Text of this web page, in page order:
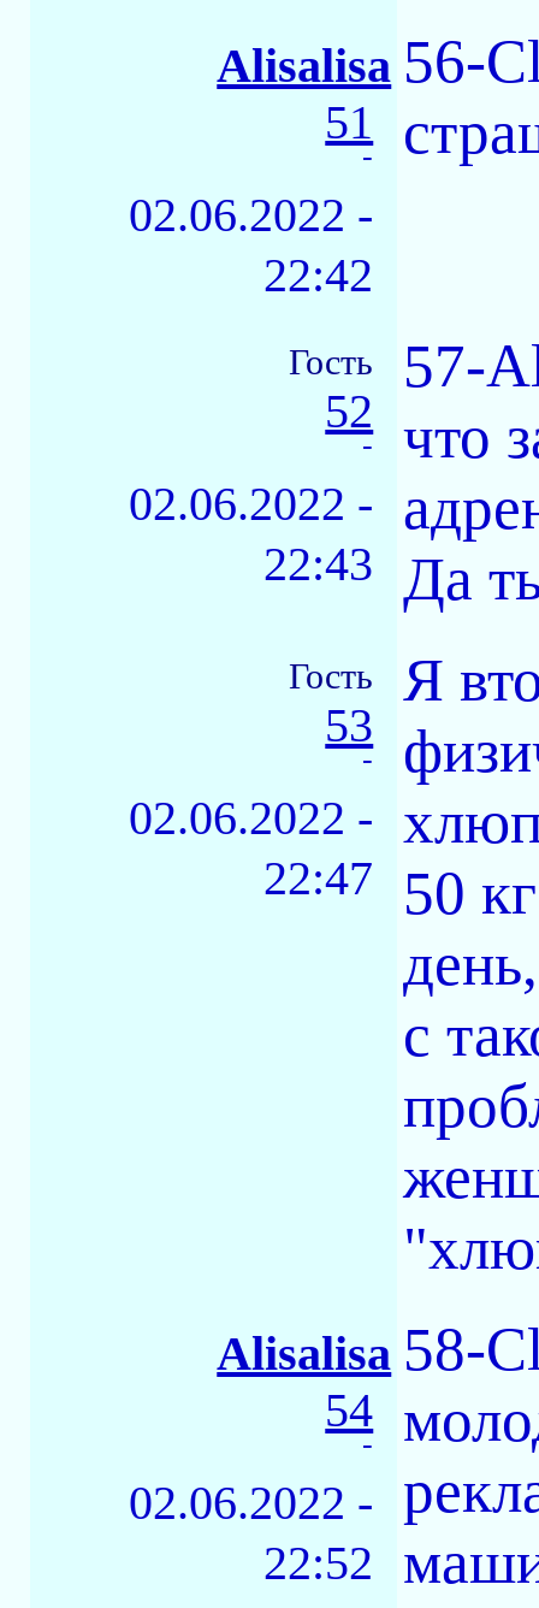
Alisalisa
51
-
02.06.2022 -
22:42
56-
Гость
52
-
02.06.2022 -
22:43
57-
что
Да
Гость
53
-
02.06.2022 -
22:47
Я
50
с
Alisalisa
54
-
02.06.2022 -
22:52
58-